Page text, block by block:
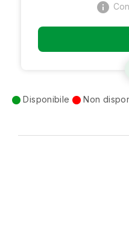
info
Disponibile Non